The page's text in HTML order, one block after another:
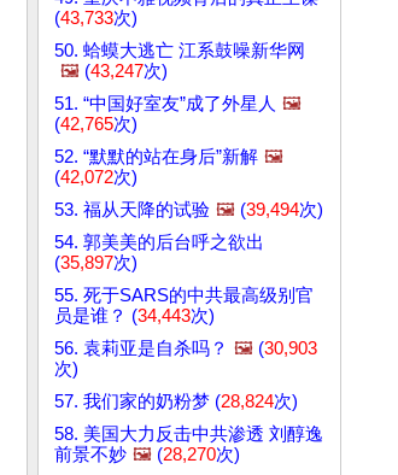
(43,733次)
50. 蛤蟆大逃亡 江系鼓噪新华网
🖼️ (43,247次)
51. “中国好室友”成了外星人 🖼️
(42,765次)
52. “默默的站在身后”新解 🖼️
(42,072次)
53. 福从天降的试验 🖼️ (39,494次)
54. 郭美美的后台呼之欲出
(35,897次)
55. 死于SARS的中共最高级别官
员是谁？ (34,443次)
56. 袁莉亚是自杀吗？ 🖼️ (30,903
次)
57. 我们家的奶粉梦 (28,824次)
58. 美国大力反击中共渗透 刘醇逸
前景不妙 🖼️ (28,270次)